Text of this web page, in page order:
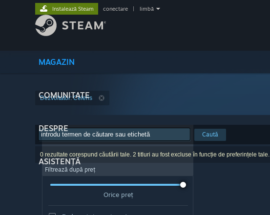
MAGAZIN
COMUNITATE
DESPRE
ASISTENȚĂ
Instalează Steam conectare limbă
Dezvoltator: Celeris
Caută
0 rezultate corespund căutării tale. 2 titluri au fost excluse în funcție de preferințele tale.
Filtrează după preț
Orice preț